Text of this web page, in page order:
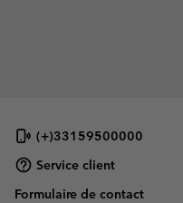
(+)33159500000
Service client
Formulaire de contact